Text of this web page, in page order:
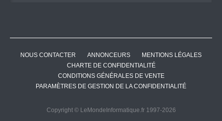
NOUS CONTACTER ANNONCEURS
MENTIONS LÉGALES
CHARTE DE CONFIDENTIALITÉ
CONDITIONS GÉNÉRALES DE VENTE
PARAMÈTRES DE GESTION DE LA CONFIDENTIALITÉ
Copyright © LeMondeInformatique.fr 1997-2026